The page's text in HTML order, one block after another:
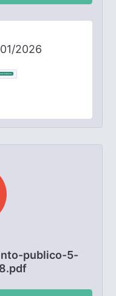
2026
Público
publico-5-